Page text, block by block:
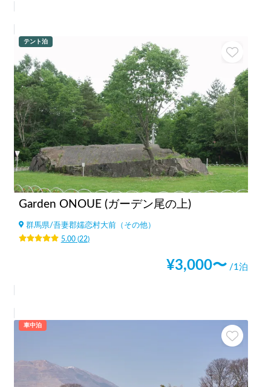
テント泊
Garden ONOUE (ガーデン尾の上)
群馬県/吾妻郡嬬恋村大前（その他）
5.00(22)
¥3,000〜 /1泊
車中泊